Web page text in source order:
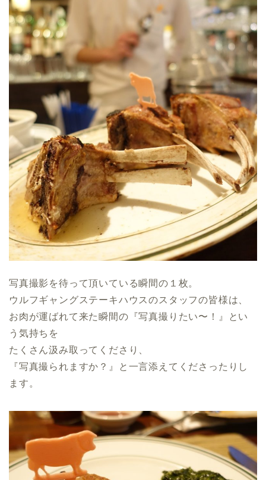
写真撮影を待って頂いている瞬間の１枚。
ウルフギャングステーキハウスのスタッフの皆様は、
お肉が運ばれて来た瞬間の『写真撮りたい〜！』とい
う気持ちを
たくさん汲み取ってくださり、
『写真撮られますか？』と一言添えてくださったりし
ます。